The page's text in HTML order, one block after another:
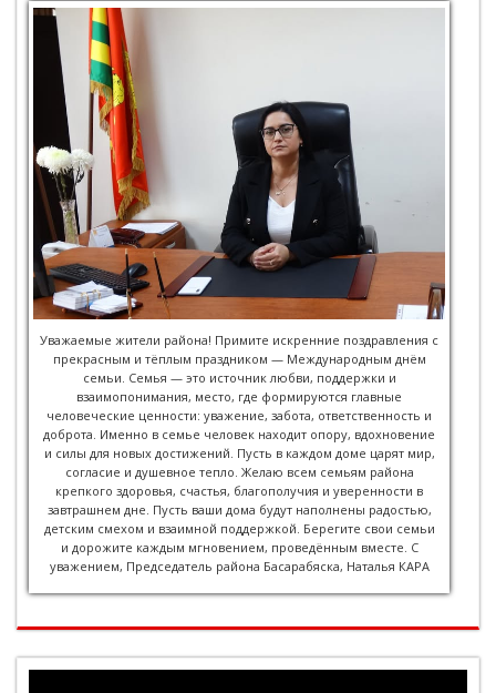
Уважаемые жители района! Примите искренние поздравления с
прекрасным и тёплым праздником — Международным днём
семьи. Семья — это источник любви, поддержки и
взаимопонимания, место, где формируются главные
человеческие ценности: уважение, забота, ответственность и
доброта. Именно в семье человек находит опору, вдохновение
и силы для новых достижений. Пусть в каждом доме царят мир,
согласие и душевное тепло. Желаю всем семьям района
крепкого здоровья, счастья, благополучия и уверенности в
завтрашнем дне. Пусть ваши дома будут наполнены радостью,
детским смехом и взаимной поддержкой. Берегите свои семьи
и дорожите каждым мгновением, проведённым вместе. С
уважением, Председатель района Басарабяска, Наталья КАРА